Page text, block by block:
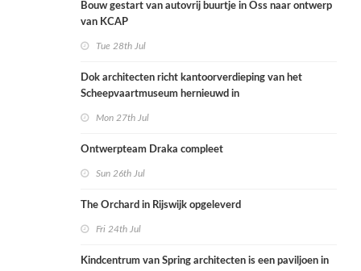
Bouw gestart van autovrij buurtje in Oss naar ontwerp
van KCAP
Tue 28th Jul
Dok architecten richt kantoorverdieping van het
Scheepvaartmuseum hernieuwd in
Mon 27th Jul
Ontwerpteam Draka compleet
Sun 26th Jul
The Orchard in Rijswijk opgeleverd
Fri 24th Jul
Kindcentrum van Spring architecten is een paviljoen in